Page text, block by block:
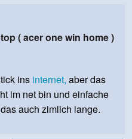
( acer one win home )
ins internet, aber das
im net bin und einfache
auch zimlich lange.